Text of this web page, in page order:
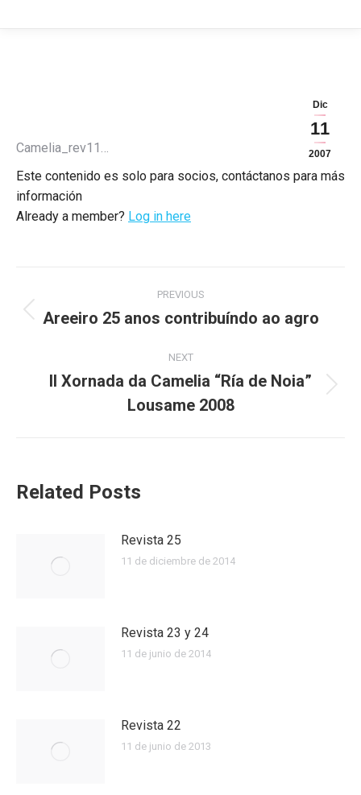
Dic
11
2007
Camelia_rev11…
Este contenido es solo para socios, contáctanos para más
información
Already a member? Log in here
navigation
PREVIOUS
Previous
Areeiro 25 anos contribuíndo ao agro
NEXT
post:
II Xornada da Camelia “Ría de Noia”
Lousame 2008
Related Posts
Revista 25
11 de diciembre de 2014
Revista 23 y 24
11 de junio de 2014
Revista 22
11 de junio de 2013